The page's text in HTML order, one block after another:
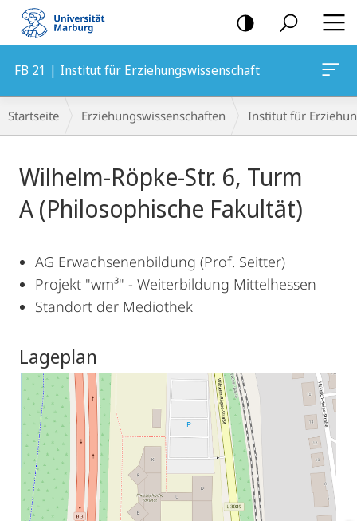
Mobile-
Navigation
FB 21 | Institut für Erziehungswissenschaft
Breadcrumb-
Navigation
Startseite Erziehungswissenschaften Institut für
Wilhelm-Röpke-Str. 6, Turm
A (Philosophische Fakultät)
AG Erwachsenenbildung (Prof. Seitter)
Projekt "wm³" - Weiterbildung Mittelhessen
Standort der Mediothek
Lageplan